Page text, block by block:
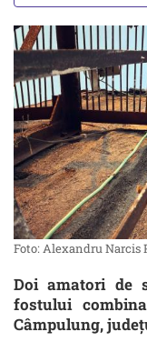
Foto: Alexandru Narcis
Doi amatori de
fostului
Câmpulung,